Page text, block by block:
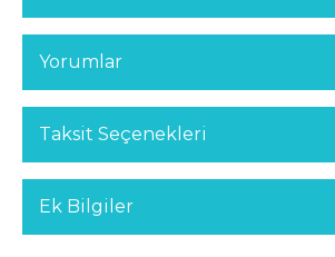
Yorumlar
Taksit Seçenekleri
Ek Bilgiler